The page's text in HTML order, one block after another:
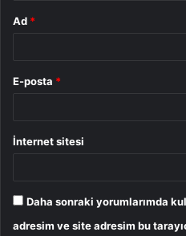
Ad *
E-posta *
İnternet sitesi
Daha sonraki yorumlarımda
adresim ve site adresim bu